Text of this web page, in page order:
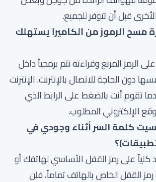
قبل أن تتوفر للجميع.
مسح الرموز من الكاميرا يستهلك
الرمز المربع وقراءته تتم برمجياً داخل
دون الحاجة للاتصال بالإنترنت. الإنترنت
تقوم أنت بالضغط على الرابط الذي
الإلكتروني المطلوب.
كلمة السر أثناء وجودي في
كلياً على رمز القفل الأساسي لهاتفك أو
القفل الخاص بالهاتف تماماً، فلن